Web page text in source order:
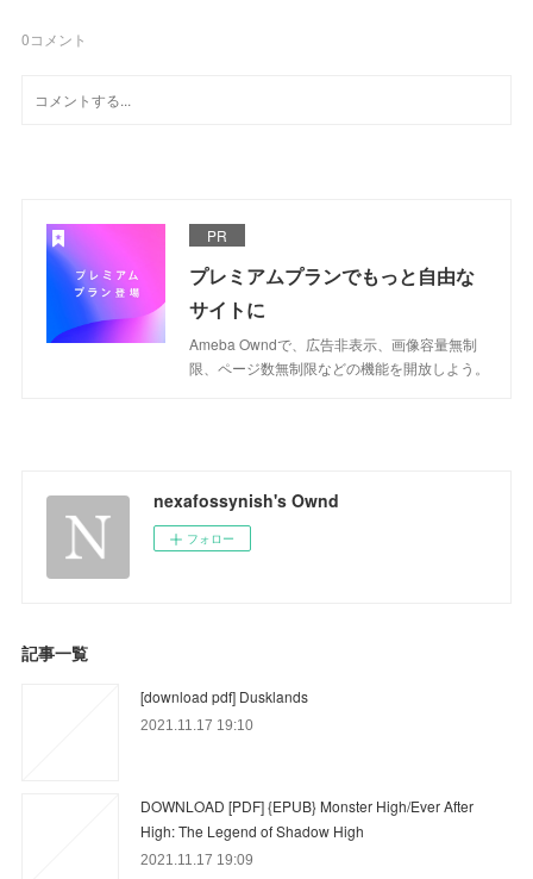
0コメント
PR
プレミアムプランでもっと自由な
サイトに
Ameba Owndで、広告非表示、画像容量無制
限、ページ数無制限などの機能を開放しよう。
nexafossynish's Ownd
フォロー
記事一覧
[download pdf] Dusklands
2021.11.17 19:10
DOWNLOAD [PDF] {EPUB} Monster High/Ever After
High: The Legend of Shadow High
2021.11.17 19:09